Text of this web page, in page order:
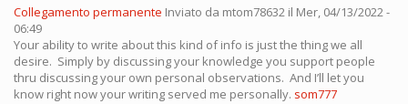
Collegamento permanente Inviato da mtom78632 il Mer, 04/13/2022 -
06:49
Your ability to write about this kind of info is just the thing we all
desire. Simply by discussing your knowledge you support people
thru discussing your own personal observations. And I’ll let you
know right now your writing served me personally. som777